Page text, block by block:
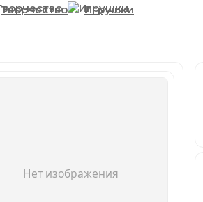
Творчество Игрушки